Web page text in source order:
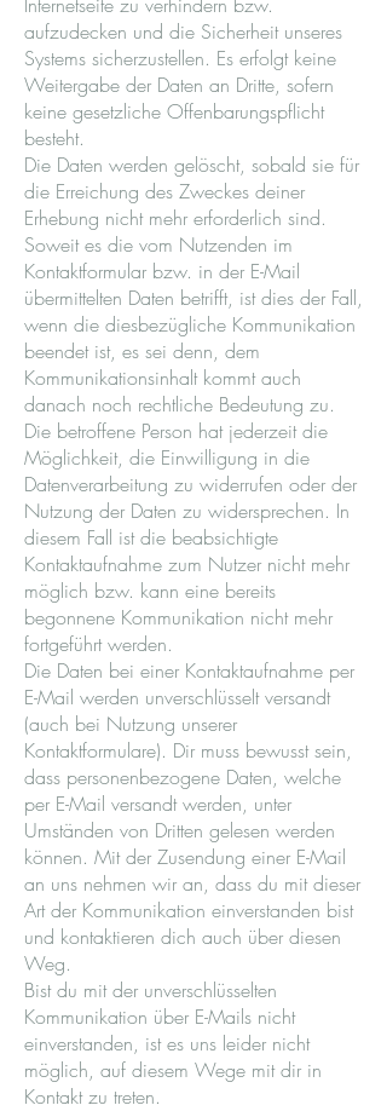
aufzudecken und die Sicherheit unseres
Systems sicherzustellen. Es erfolgt keine
Weitergabe der Daten an Dritte, sofern
keine gesetzliche Offenbarungspflicht
besteht.
Die Daten werden gelöscht, sobald sie für
die Erreichung des Zweckes deiner
Erhebung nicht mehr erforderlich sind.
Soweit es die vom Nutzenden im
Kontaktformular bzw. in der E-Mail
übermittelten Daten betrifft, ist dies der Fall,
wenn die diesbezügliche Kommunikation
beendet ist, es sei denn, dem
Kommunikationsinhalt kommt auch
danach noch rechtliche Bedeutung zu.
Die betroffene Person hat jederzeit die
Möglichkeit, die Einwilligung in die
Datenverarbeitung zu widerrufen oder der
Nutzung der Daten zu widersprechen. In
diesem Fall ist die beabsichtigte
Kontaktaufnahme zum Nutzer nicht mehr
möglich bzw. kann eine bereits
begonnene Kommunikation nicht mehr
fortgeführt werden.
Die Daten bei einer Kontaktaufnahme per
E-Mail werden unverschlüsselt versandt
(auch bei Nutzung unserer
Kontaktformulare). Dir muss bewusst sein,
dass personenbezogene Daten, welche
per E-Mail versandt werden, unter
Umständen von Dritten gelesen werden
können. Mit der Zusendung einer E-Mail
an uns nehmen wir an, dass du mit dieser
Art der Kommunikation einverstanden bist
und kontaktieren dich auch über diesen
Weg.
Bist du mit der unverschlüsselten
Kommunikation über E-Mails nicht
einverstanden, ist es uns leider nicht
möglich, auf diesem Wege mit dir in
Kontakt zu treten.